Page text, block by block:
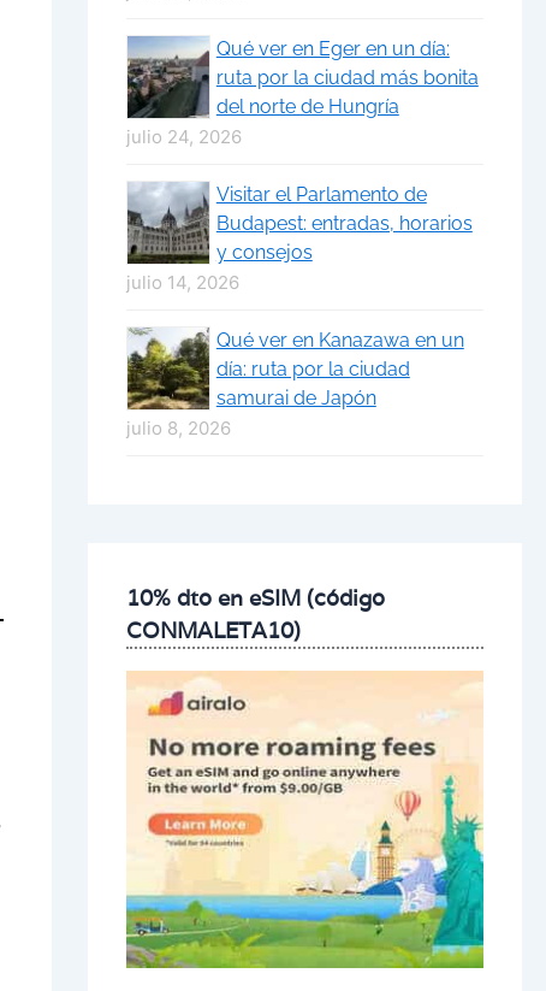
Qué ver en Eger en un día:
ruta por la ciudad más bonita
del norte de Hungría
julio 24, 2026
Visitar el Parlamento de
Budapest: entradas, horarios
y consejos
julio 14, 2026
Qué ver en Kanazawa en un
día: ruta por la ciudad
samurai de Japón
julio 8, 2026
10% dto en eSIM (código
CONMALETA10)